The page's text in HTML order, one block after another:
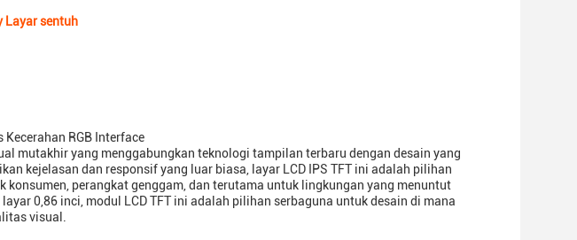
Layar sentuh
Kecerahan RGB Interface
mutakhir yang menggabungkan teknologi tampilan terbaru dengan desain yang
kejelasan dan responsif yang luar biasa, layar LCD IPS TFT ini adalah pilihan
perangkat genggam, dan terutama untuk lingkungan yang menuntut
0,86 inci, modul LCD TFT ini adalah pilihan serbaguna untuk desain di mana
visual.